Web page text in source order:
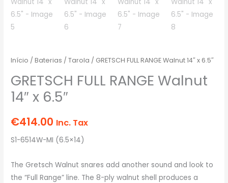
Início /Baterias /Tarola / GRETSCH FULL RANGE Walnut 14″ x 6.5″
GRETSCH FULL RANGE Walnut
14″ x 6.5″
€414.00 Inc. Tax
S1-6514W-MI (6.5×14)
The Gretsch Walnut snares add another sound and look to
the “Full Range” line. The 8-ply walnut shell produces a